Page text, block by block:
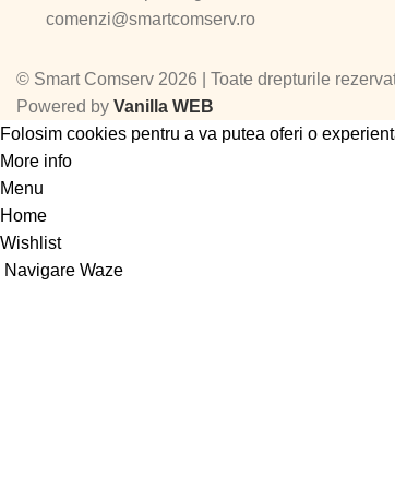
comenzi@smartcomserv.ro
© Smart Comserv 2026 | Toate drepturile
Powered by Vanilla WEB
Folosim cookies pentru a va putea oferi o
More info
Menu
Home
Wishlist
Navigare Waze